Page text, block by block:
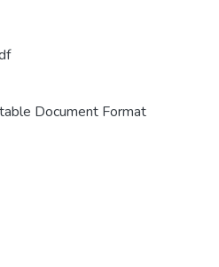
Document Format